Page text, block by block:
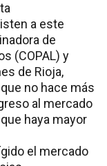
a este
de
(COPAL) y
de Rioja,
no hace más
al mercado
haya mayor
el mercado